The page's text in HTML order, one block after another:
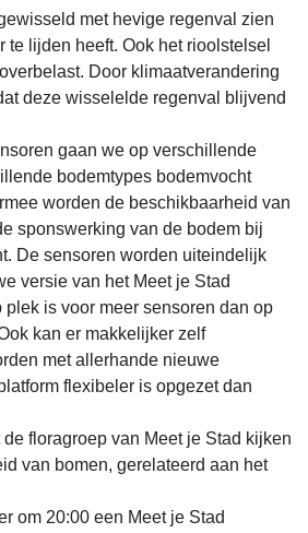
met hevige regenval zien
te lijden heeft. Ook het rioolstelsel
Door klimaatverandering
deze wisselelde regenval blijvend
gaan we op verschillende
bodemtypes bodemvocht
worden de beschikbaarheid van
sponswerking van de bodem bij
De sensoren worden uiteindelijk
versie van het Meet je Stad
plek is voor meer sensoren dan op
kan er makkelijker zelf
met allerhande nieuwe
flexibeler is opgezet dan
de floragroep van Meet je Stad kijken
van bomen, gerelateerd aan het
om 20:00 een Meet je Stad